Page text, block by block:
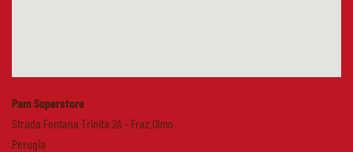
Pam Superstore
Strada Fontana Trinita 2A - Fraz.Olmo
Perugia